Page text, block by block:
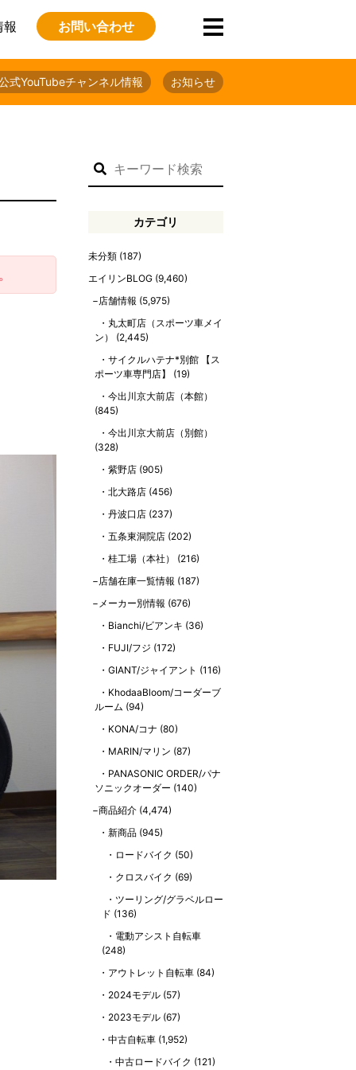
報 お問い合わせ
式YouTubeチャンネル情報 お知らせ
カテゴリ
未分類 (187)
エイリンBLOG (9,460)
店舗情報 (5,975)
丸太町店（スポーツ車メイ
ン）
(2,445)
サイクルハテナ*別館 【ス
ポーツ車専門店】
(19)
今出川京大前店（本館）
(845)
今出川京大前店（別館）
(328)
紫野店 (905)
北大路店 (456)
丹波口店 (237)
五条東洞院店 (202)
桂工場（本社）
(216)
店舗在庫一覧情報 (187)
メーカー別情報 (676)
Bianchi/ビアンキ (36)
FUJI/フジ (172)
GIANT/ジャイアント (116)
KhodaaBloom/コーダーブ
ルーム (94)
KONA/コナ (80)
MARIN/マリン (87)
PANASONIC ORDER/パナ
ソニックオーダー (140)
商品紹介 (4,474)
新商品 (945)
ロードバイク (50)
クロスバイク (69)
ツーリング/グラベルロー
ド (136)
電動アシスト自転車
(248)
アウトレット自転車 (84)
2024モデル (57)
2023モデル (67)
中古自転車 (1,952)
中古ロードバイク (121)